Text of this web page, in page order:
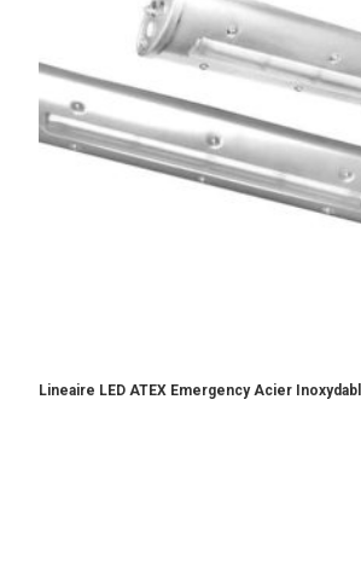
Lineaire LED ATEX Emergency Acier